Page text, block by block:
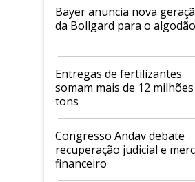
Bayer anuncia nova
da Bollgard para o algodão
Entregas de fertilizantes
somam mais de 12
tons
Congresso Andav debate
recuperação judicial e
financeiro